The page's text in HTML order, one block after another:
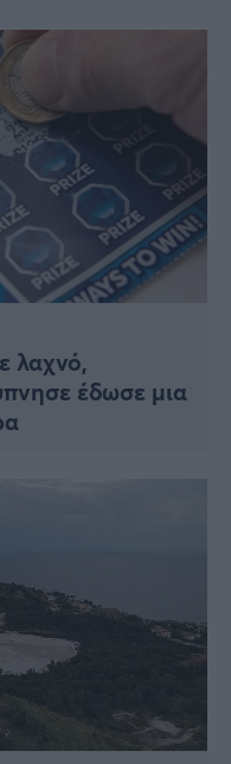
λαχνό,
έδωσε μια